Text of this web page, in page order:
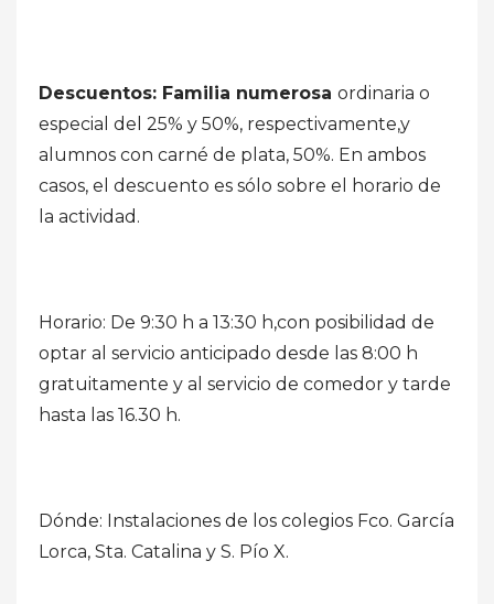
Descuentos: Familia numerosa ordinaria o
especial del 25% y 50%, respectivamente,y
alumnos con carné de plata, 50%. En ambos
casos, el descuento es sólo sobre el horario de
la actividad.
Horario: De 9:30 h a 13:30 h,con posibilidad de
optar al servicio anticipado desde las 8:00 h
gratuitamente y al servicio de comedor y tarde
hasta las 16.30 h.
Dónde: Instalaciones de los colegios Fco. García
Lorca, Sta. Catalina y S. Pío X.